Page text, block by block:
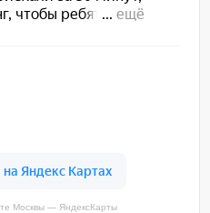
Москвы — ЯндексКарты